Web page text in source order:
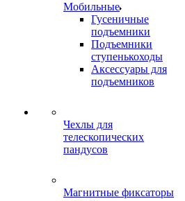
Мобильные
Гусеничные
подъемники
Подъемники
ступенькоходы
Аксессуары для
подъемников
Чехлы для
телескопических
пандусов
Магнитные фиксаторы